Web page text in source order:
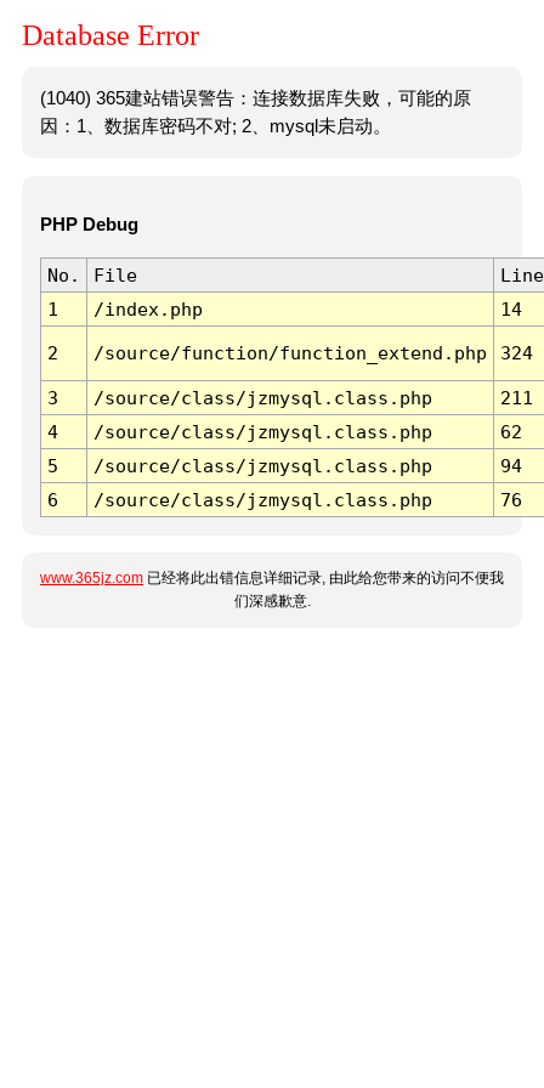
Database Error
(1040) 365建站错误警告：连接数据库失败，可能的原
因：1、数据库密码不对; 2、mysql未启动。
PHP Debug
No. File
Line
1
/index.php 14
2 /source/function/function_extend.php 324
3 /source/class/jzmysql.class.php
211
4
/source/class/jzmysql.class.php
62
5
/source/class/jzmysql.class.php
94
6
/source/class/jzmysql.class.php 76
www.365jz.com 已经将此出错信息详细记录, 由此给您带来的访问不便我
们深感歉意.